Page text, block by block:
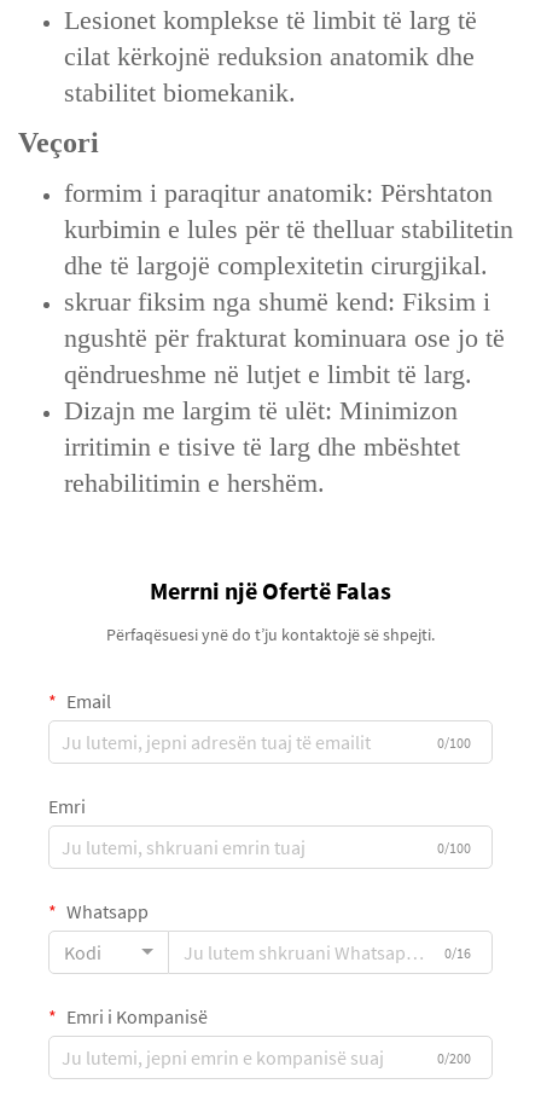
Lesionet komplekse të limbit të larg të
cilat kërkojnë reduksion anatomik dhe
stabilitet biomekanik.
Veçori
formim i paraqitur anatomik: Përshtaton
kurbimin e lules për të thelluar stabilitetin
dhe të largojë complexitetin cirurgjikal.
skruar fiksim nga shumë kend: Fiksim i
ngushtë për frakturat kominuara ose jo të
qëndrueshme në lutjet e limbit të larg.
Dizajn me largim të ulët: Minimizon
irritimin e tisive të larg dhe mbështet
rehabilitimin e hershëm.
Merrni një Ofertë Falas
Përfaqësuesi ynë do t’ju kontaktojë së shpejti.
Email
0/100
Emri
0/100
Whatsapp
Kodi
0/16
Emri i Kompanisë
0/200